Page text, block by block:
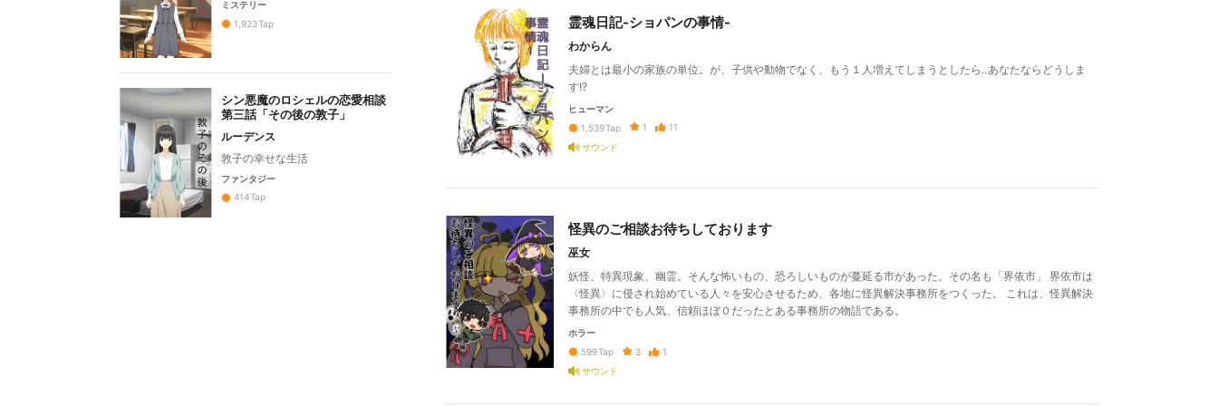
霊魂日記-ショパンの事情-
わからん
夫婦とは最小の家族の単位。が、子供や動物でなく、もう１人増えてしまうとしたら‥あなたならどうしま
す!?️
ヒューマン
1,539Tap 1
11
サウンド
怪異のご相談お待ちしております
巫女
妖怪、特異現象、幽霊。そんな怖いもの、恐ろしいものが蔓延る市があった。その名も「界依市」 界依市は
〈怪異〉に侵され始めている人々を安心させるため、各地に怪異解決事務所をつくった。 これは、怪異解決
事務所の中でも人気、信頼ほぼ０だったとある事務所の物語である。
ホラー
599Tap 3
1
サウンド
ミステリー
1,923Tap
シン悪魔のロシェルの恋愛相談
第三話「その後の敦子」
ルーデンス
敦子の幸せな生活
ファンタジー
414Tap